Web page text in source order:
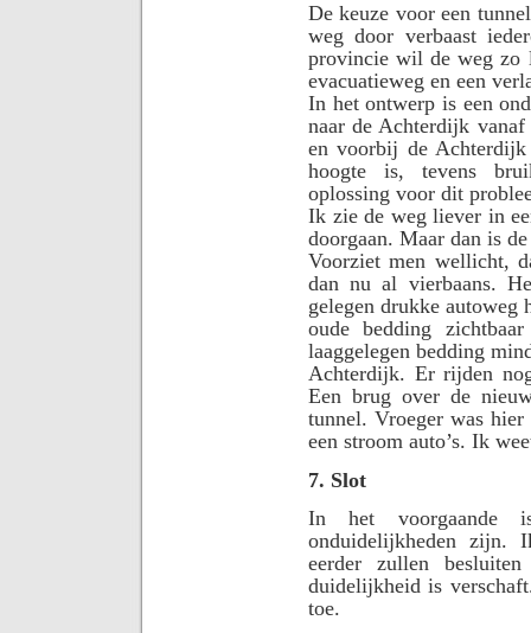
De keuze voor een
weg door verbaast
provincie wil de weg zo
evacuatieweg en een
In het ontwerp is een
naar de Achterdijk
en voorbij de
hoogte is, tevens
oplossing voor dit
Ik zie de weg liever in
doorgaan. Maar dan is
Voorziet men wellicht,
dan nu al vierbaans.
gelegen drukke autoweg
oude bedding
laaggelegen bedding
Achterdijk. Er rijden
Een brug over de
tunnel. Vroeger was
een stroom auto’s. Ik
7. Slot
In het voorgaande
onduidelijkheden zijn.
eerder zullen
duidelijkheid is
toe.